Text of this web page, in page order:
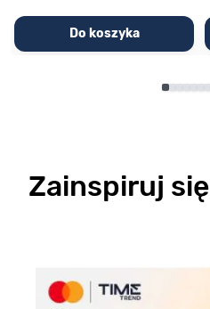
Do koszyka
Zainspiruj się